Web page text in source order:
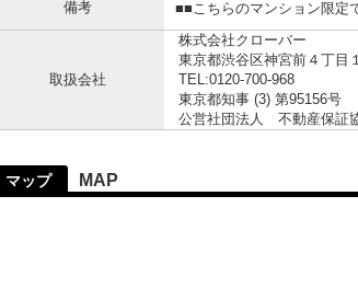
備考 ■■こちらのマンション限定
取扱会社
株式会社クローバー
東京都渋谷区神宮前４丁目
TEL:0120-700-968
東京都知事 (3) 第95156号
公営社団法人 不動産保証
マップ MAP